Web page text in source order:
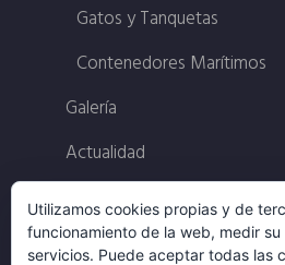
Gatos y Tanquetas
Contenedores Marítimos
Galería
Actualidad
Contacto
Política Calidad
Utilizamos cookies propias y de
funcionamiento de la web, medir
servicios. Puede aceptar todas las